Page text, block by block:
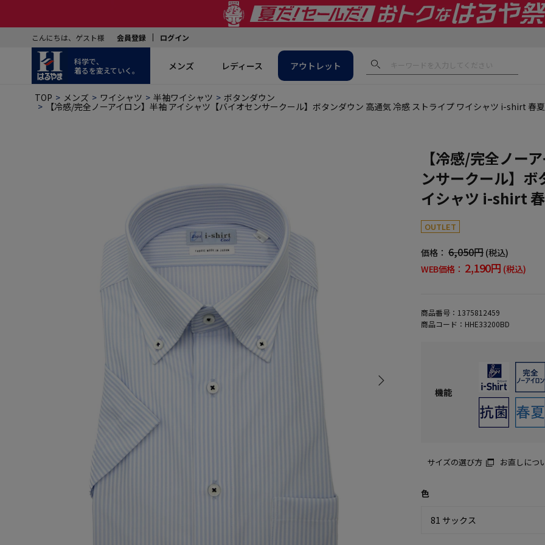
こんにちは、ゲスト様 会員登録 ログイン
科学で、
着るを変えていく。
メンズ レディース アウトレット
TOP メンズ ワイシャツ 半袖ワイシャツ ボタンダウン
【冷感/完全ノーアイロン】半袖 アイシャツ【バイオセンサークール】ボタンダウン 高通気 冷感 ストライプ ワイシャツ i-shirt 春
【冷感/完全ノー
ンサークール】ボ
イシャツ i-shirt
OUTLET
価格： 6,050円 (税込)
WEB価格： 2,190円 (税込)
商品番号： 1375812459
商品コード： HHE33200BD
機能
サイズの選び方 お直しにつ
色